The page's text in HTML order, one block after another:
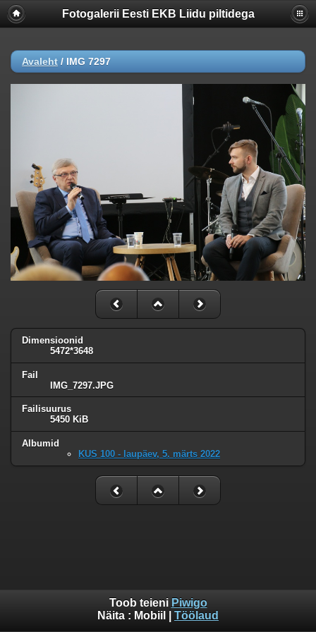
Fotogalerii Eesti EKB Liidu piltidega
Avaleht / IMG 7297
Dimensioonid
5472*3648
Fail
IMG_7297.JPG
Failisuurus
5450 KiB
Albumid
KUS 100 - laupäev, 5. märts 2022
Toob teieni Piwigo
Näita : Mobiil Töölaud